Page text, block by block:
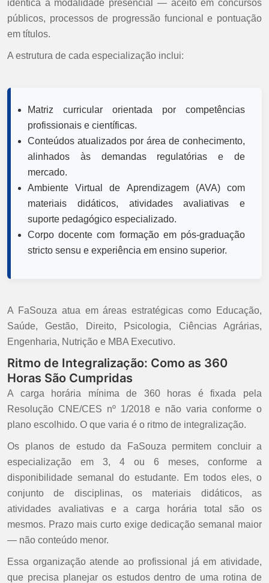
idêntica à modalidade presencial — aceito em concursos
públicos, processos de progressão funcional e pontuação
em títulos.
A estrutura de cada especialização inclui:
Matriz curricular orientada por competências
profissionais e científicas.
Conteúdos atualizados por área de conhecimento,
alinhados às demandas regulatórias e de
mercado.
Ambiente Virtual de Aprendizagem (AVA) com
materiais didáticos, atividades avaliativas e
suporte pedagógico especializado.
Corpo docente com formação em pós-graduação
stricto sensu e experiência em ensino superior.
A FaSouza atua em áreas estratégicas como Educação,
Saúde, Gestão, Direito, Psicologia, Ciências Agrárias,
Engenharia, Nutrição e MBA Executivo.
Ritmo de Integralização: Como as 360
Horas São Cumpridas
A carga horária mínima de 360 horas é fixada pela
Resolução CNE/CES nº 1/2018 e não varia conforme o
plano escolhido. O que varia é o ritmo de integralização.
Os planos de estudo da FaSouza permitem concluir a
especialização em 3, 4 ou 6 meses, conforme a
disponibilidade semanal do estudante. Em todos eles, o
conjunto de disciplinas, os materiais didáticos, as
atividades avaliativas e a carga horária total são os
mesmos. Prazo mais curto exige dedicação semanal maior
— não conteúdo menor.
Essa organização atende ao profissional já em atividade,
que precisa planejar os estudos dentro de uma rotina de